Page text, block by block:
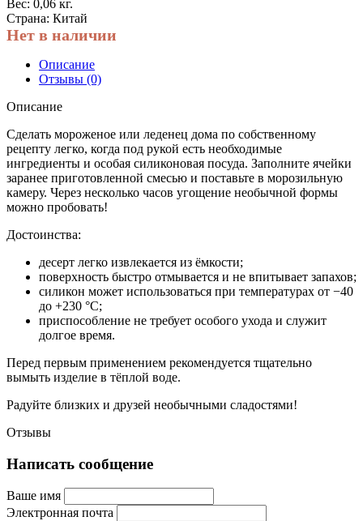
Вес: 0,06 кг.
Страна: Китай
Нет в наличии
Описание
Отзывы (0)
Описание
Сделать мороженое или леденец дома по собственному
рецепту легко, когда под рукой есть необходимые
ингредиенты и особая силиконовая посуда. Заполните ячейки
заранее приготовленной смесью и поставьте в морозильную
камеру. Через несколько часов угощение необычной формы
можно пробовать!
Достоинства:
десерт легко извлекается из ёмкости;
поверхность быстро отмывается и не впитывает запахов;
силикон может использоваться при температурах от −40
до +230 °C;
приспособление не требует особого ухода и служит
долгое время.
Перед первым применением рекомендуется тщательно
вымыть изделие в тёплой воде.
Радуйте близких и друзей необычными сладостями!
Отзывы
Написать сообщение
Ваше имя
Электронная почта